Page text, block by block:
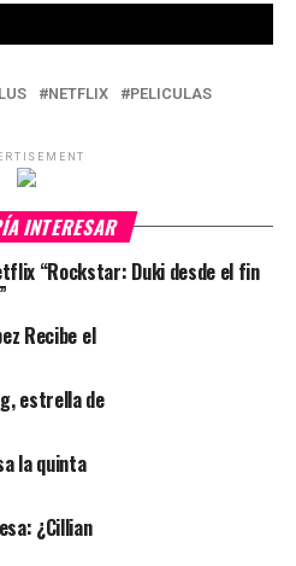
NETFLIX
PELICULAS
INTERESAR
“Rockstar: Duki desde el fin
Recibe el
estrella de
la quinta
¿Cillian